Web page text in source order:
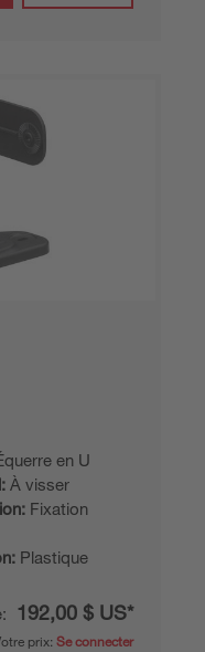
en U
À visser
Fixation
Plastique
192,00 $ US*
prix: Se connecter